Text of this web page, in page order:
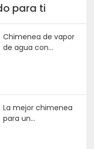
para ti
Chimenea de vapor
de agua con
La mejor chimenea
para un